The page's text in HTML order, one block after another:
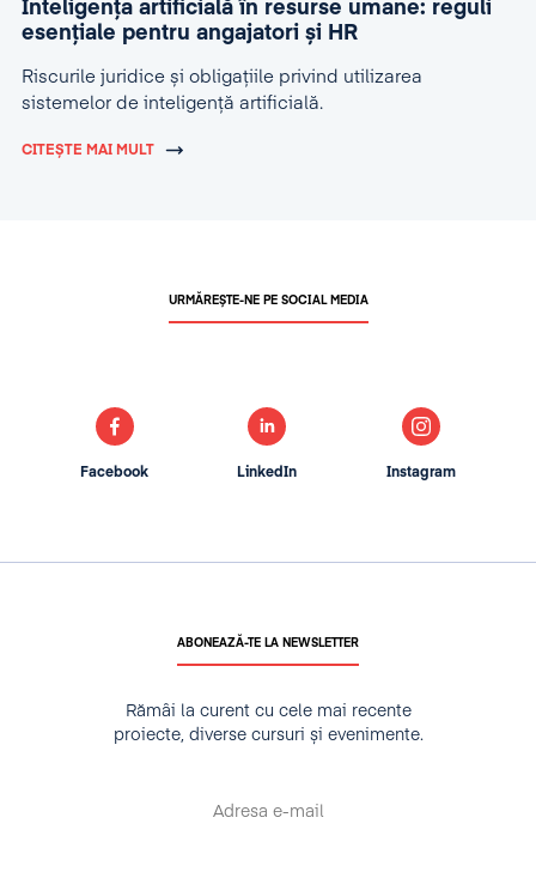
Inteligența artificială în resurse umane: reguli
esențiale pentru angajatori și HR
Riscurile juridice și obligațiile privind utilizarea
sistemelor de inteligență artificială.
CITEȘTE MAI MULT
ABONEAZĂ-TE LA NEWSLETTER
Rămâi la curent cu cele mai recente
proiecte, diverse cursuri și evenimente.
URMĂREȘTE-NE PE SOCIAL MEDIA
Facebook LinkedIn Instagram